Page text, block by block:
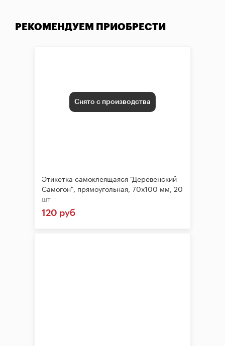
РЕКОМЕНДУЕМ ПРИОБРЕСТИ
Снято с производства
Этикетка самоклеящаяся "Деревенский
Самогон", прямоугольная, 70х100 мм, 20
шт
120 руб